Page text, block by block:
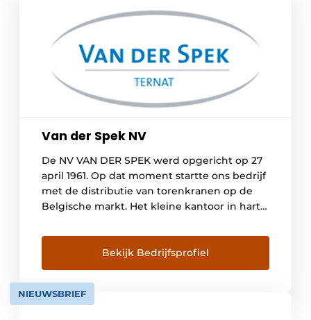
Van der Spek NV
De NV VAN DER SPEK werd opgericht op 27
april 1961. Op dat moment startte ons bedrijf
met de distributie van torenkranen op de
Belgische markt. Het kleine kantoor in hartje
geschikte locatie in Overijse waar ook een
atelier en stockageruimte te onzer
beschikking waren. Op 28 september 1976
[…]
Bekijk Bedrijfsprofiel
NIEUWSBRIEF